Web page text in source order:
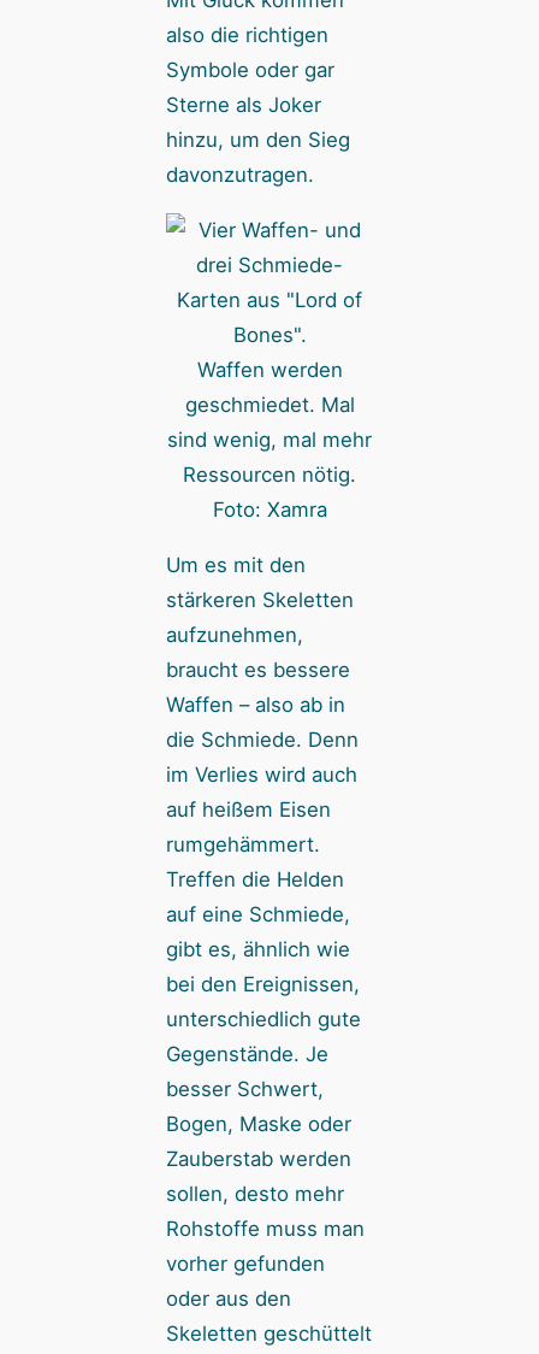
also die richtigen
Symbole oder gar
Sterne als Joker
hinzu, um den Sieg
davonzutragen.
Waffen werden
geschmiedet. Mal
sind wenig, mal mehr
Ressourcen nötig.
Foto: Xamra
Um es mit den
stärkeren Skeletten
aufzunehmen,
braucht es bessere
Waffen – also ab in
die Schmiede. Denn
im Verlies wird auch
auf heißem Eisen
rumgehämmert.
Treffen die Helden
auf eine Schmiede,
gibt es, ähnlich wie
bei den Ereignissen,
unterschiedlich gute
Gegenstände. Je
besser Schwert,
Bogen, Maske oder
Zauberstab werden
sollen, desto mehr
Rohstoffe muss man
vorher gefunden
oder aus den
Skeletten geschüttelt